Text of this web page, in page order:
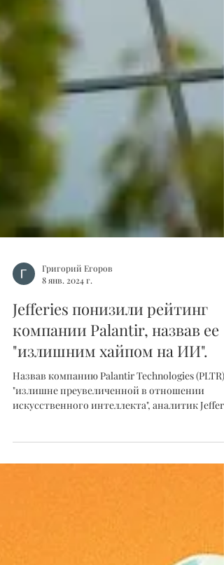
Григорий Егоров
8 янв. 2024 г.
Jefferies понизили рейтинг
компании Palantir, назвав ее
"излишне преувеличенной в отношении